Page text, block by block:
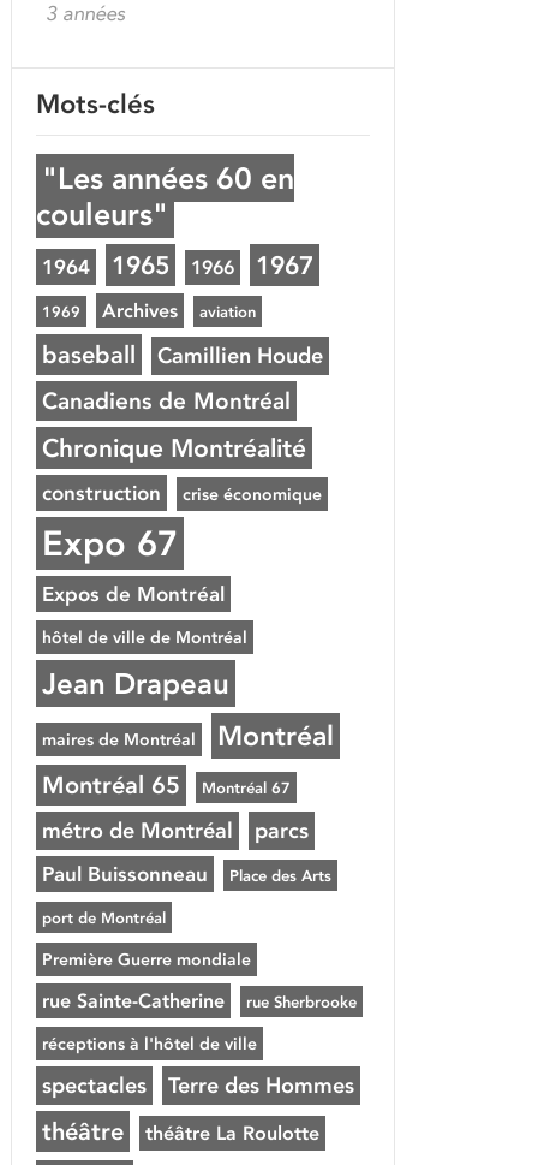
3 années
Mots-clés
"Les années 60 en
couleurs"
1964 1965 1966 1967
1969 Archives aviation
baseball Camillien Houde
Canadiens de Montréal
Chronique Montréalité
construction crise économique
Expo 67
Expos de Montréal
hôtel de ville de Montréal
Jean Drapeau
maires de Montréal Montréal
Montréal 65 Montréal 67
métro de Montréal parcs
Paul Buissonneau Place des Arts
port de Montréal
Première Guerre mondiale
rue Sainte-Catherine rue Sherbrooke
réceptions à l'hôtel de ville
spectacles Terre des Hommes
théâtre théâtre La Roulotte